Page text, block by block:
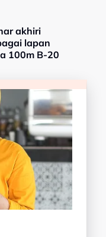
akhiri
lapan
100m B-20